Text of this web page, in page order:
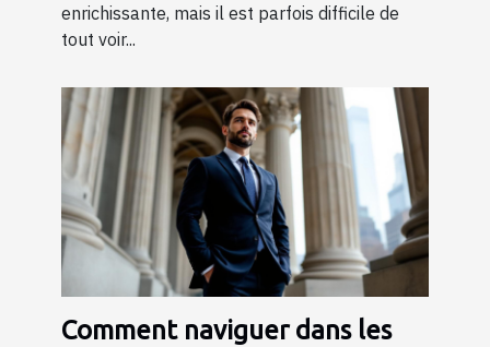
enrichissante, mais il est parfois difficile de
tout voir...
Comment naviguer dans les